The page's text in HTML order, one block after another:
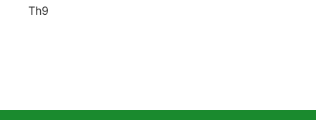
Th9